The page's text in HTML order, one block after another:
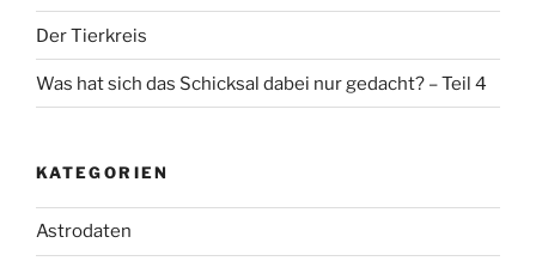
Der Tierkreis
Was hat sich das Schicksal dabei nur gedacht? – Teil 4
KATEGORIEN
Astrodaten